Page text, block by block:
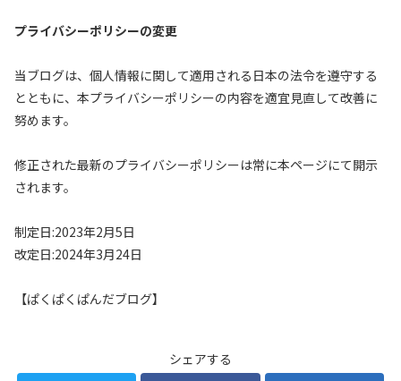
プライバシーポリシーの変更
当ブログは、個人情報に関して適用される日本の法令を遵守する
とともに、本プライバシーポリシーの内容を適宜見直して改善に
努めます。
修正された最新のプライバシーポリシーは常に本ページにて開示
されます。
制定日:2023年2月5日
改定日:2024年3月24日
【ぱくぱくぱんだブログ】
シェアする